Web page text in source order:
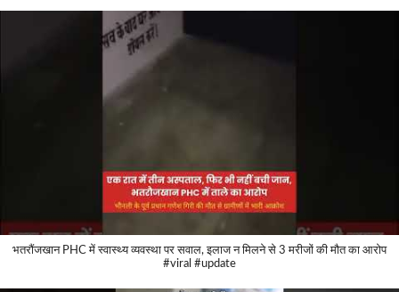
भतरौंजखान PHC में स्वास्थ्य व्यवस्था पर सवाल, इलाज न मिलने से 3 मरीजों की मौत का आरोप
#viral #update